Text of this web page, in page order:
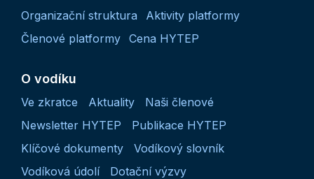
Organizační struktura
Aktivity platformy
Členové platformy Cena HYTEP
O vodíku
Ve zkratce Aktuality
Naši členové
Newsletter HYTEP
Publikace HYTEP
Klíčové dokumenty
Vodíkový slovník
Vodíková údolí
Dotační výzvy